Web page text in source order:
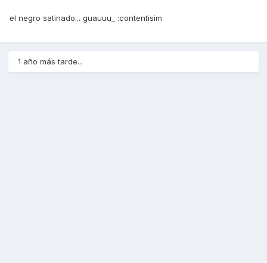
el negro satinado... guauuu_ :contentisim
1 año más tarde...